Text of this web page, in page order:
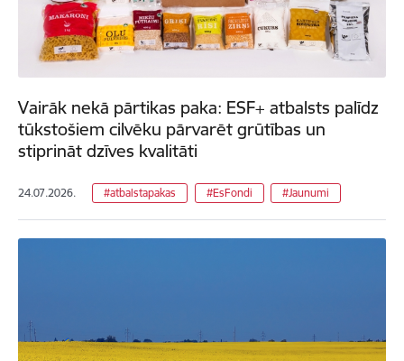
Vairāk nekā pārtikas paka: ESF+ atbalsts palīdz
tūkstošiem cilvēku pārvarēt grūtības un
stiprināt dzīves kvalitāti
24.07.2026. #atbalstapakas #EsFondi #Jaunumi